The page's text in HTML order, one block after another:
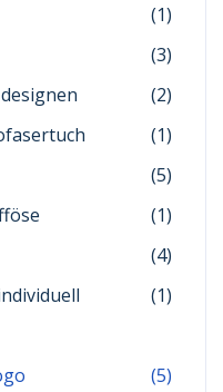
(1)
(3)
(2)
(1)
(5)
(1)
(4)
(1)
(5)